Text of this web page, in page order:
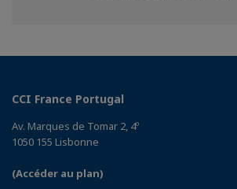
CCI France Portugal
Av. Marques de Tomar 2, 4º
1050 155 Lisbonne
(Accéder au plan)